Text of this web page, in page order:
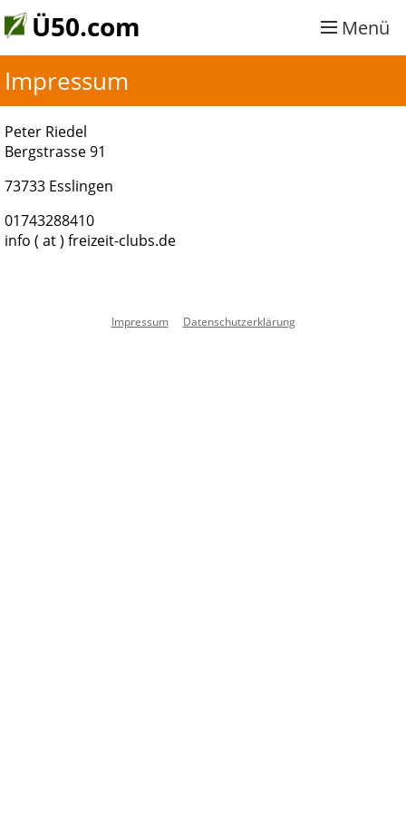
Ü50.com Menü
Impressum
Peter Riedel
Bergstrasse 91
73733 Esslingen
01743288410
info ( at ) freizeit-clubs.de
Impressum Datenschutzerklärung